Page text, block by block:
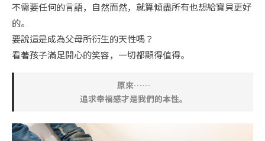
不需要任何的言語，自然而然，就算傾盡所有也想給寶貝更好
的。
要說這是成為父母所衍生的天性嗎？
看著孩子滿足開心的笑容，一切都顯得值得。
原來……
追求幸福感才是我們的本性。